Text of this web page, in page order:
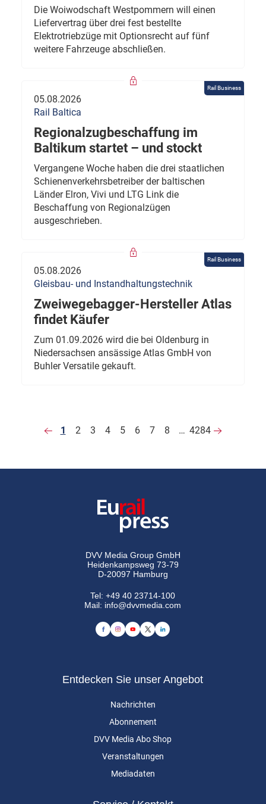
Die Woiwodschaft Westpommern will einen
Liefervertrag über drei fest bestellte
Elektrotriebzüge mit Optionsrecht auf fünf
weitere Fahrzeuge abschließen.
Rail Business
05.08.2026
Rail Baltica
Regionalzugbeschaffung im
Baltikum startet – und stockt
Vergangene Woche haben die drei staatlichen
Schienenverkehrsbetreiber der baltischen
Länder Elron, Vivi und LTG Link die
Beschaffung von Regionalzügen
ausgeschrieben.
Rail Business
05.08.2026
Gleisbau- und Instandhaltungstechnik
Zweiwegebagger-Hersteller Atlas
findet Käufer
Zum 01.09.2026 wird die bei Oldenburg in
Niedersachsen ansässige Atlas GmbH von
Buhler Versatile gekauft.
1 2 3 4 5 6 7 8 … 4284
DVV Media Group GmbH
Heidenkampsweg 73-79
D-20097 Hamburg
Tel:+49 40 23714-100
Mail: info@dvvmedia.com
Entdecken Sie unser Angebot
Nachrichten
Abonnement
DVV Media Abo Shop
Veranstaltungen
Mediadaten